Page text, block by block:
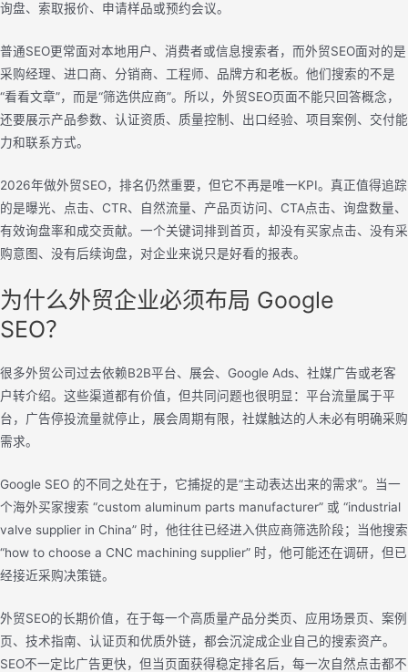
询盘、索取报价、申请样品或预约会议。
普通SEO更常面对本地用户、消费者或信息搜索者，而外贸SEO面对的是
采购经理、进口商、分销商、工程师、品牌方和老板。他们搜索的不是
“看看文章”，而是“筛选供应商”。所以，外贸SEO页面不能只回答概念，
还要展示产品参数、认证资质、质量控制、出口经验、项目案例、交付能
力和联系方式。
2026年做外贸SEO，排名仍然重要，但它不再是唯一KPI。真正值得追踪
的是曝光、点击、CTR、自然流量、产品页访问、CTA点击、询盘数量、
有效询盘率和成交贡献。一个关键词排到首页，却没有买家点击、没有采
购意图、没有后续询盘，对企业来说只是好看的报表。
为什么外贸企业必须布局 Google
SEO？
很多外贸公司过去依赖B2B平台、展会、Google Ads、社媒广告或老客
户转介绍。这些渠道都有价值，但共同问题也很明显：平台流量属于平
台，广告停投流量就停止，展会周期有限，社媒触达的人未必有明确采购
需求。
Google SEO 的不同之处在于，它捕捉的是“主动表达出来的需求”。当一
个海外买家搜索 “custom aluminum parts manufacturer” 或 “industrial
valve supplier in China” 时，他往往已经进入供应商筛选阶段；当他搜索
“how to choose a CNC machining supplier” 时，他可能还在调研，但已
经接近采购决策链。
外贸SEO的长期价值，在于每一个高质量产品分类页、应用场景页、案例
页、技术指南、认证页和优质外链，都会沉淀成企业自己的搜索资产。
SEO不一定比广告更快，但当页面获得稳定排名后，每一次自然点击都不